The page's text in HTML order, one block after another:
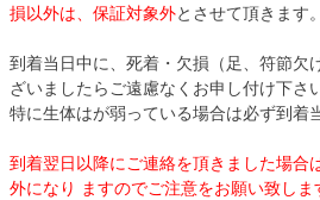
損以外は、保証対象外とさせて頂きます。
到着当日中に、死着・欠損（足、符節欠
ざいましたらご遠慮なくお申し付け下さ
特に生体はが弱っている場合は必ず到着
到着翌日以降にご連絡を頂きました場合
外になり ますのでご注意をお願い致しま